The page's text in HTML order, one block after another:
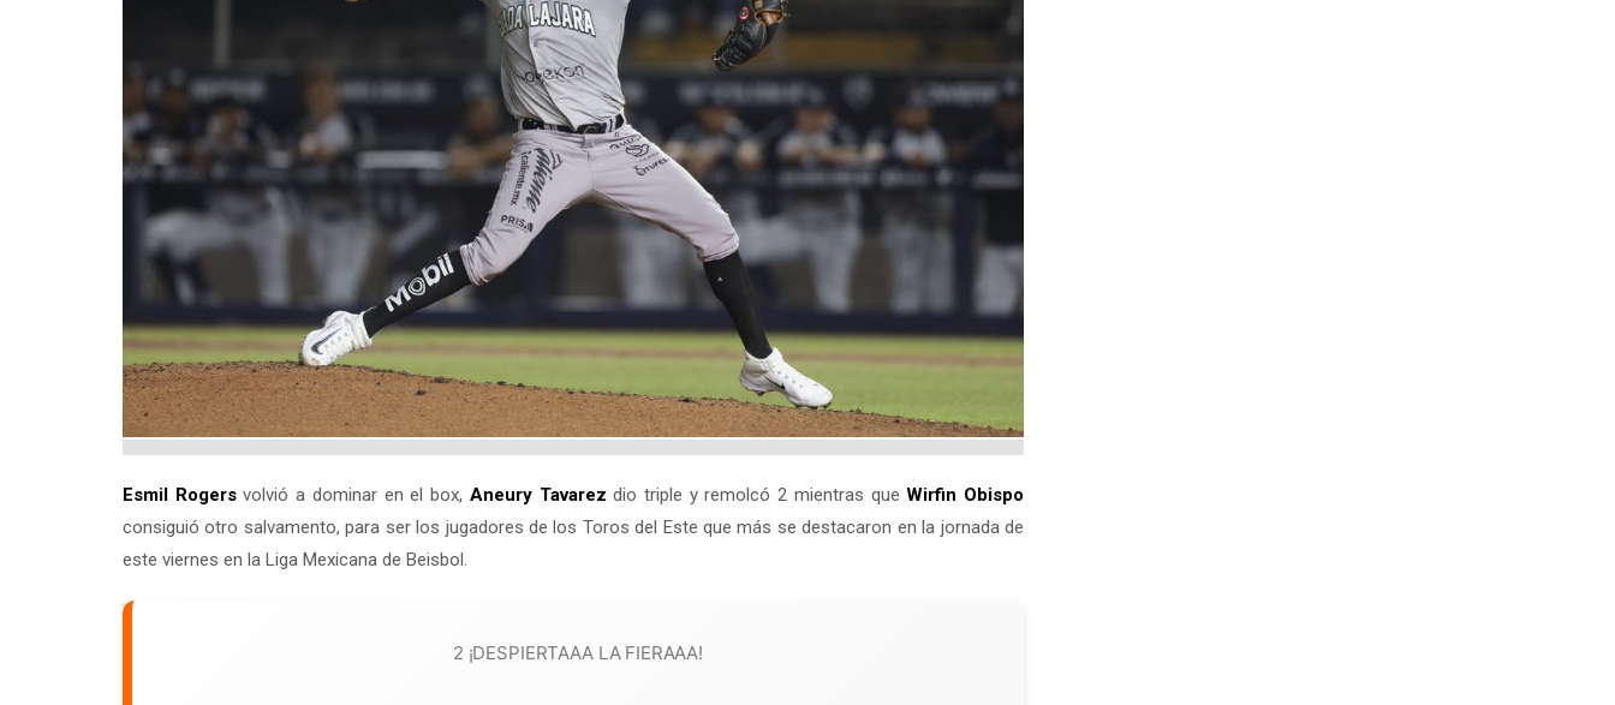
Esmil Rogersvolvió a dominar en el box, Aneury Tavarez dio triple y remolcó 2 mientras queWirfin Obispo
consiguió otro salvamento, para ser los jugadores de los Toros del Este que más se destacaron en la jornada de
este viernes en la Liga Mexicana de Beisbol.
2️ ¡DESPIERTAAA LA FIERAAA!